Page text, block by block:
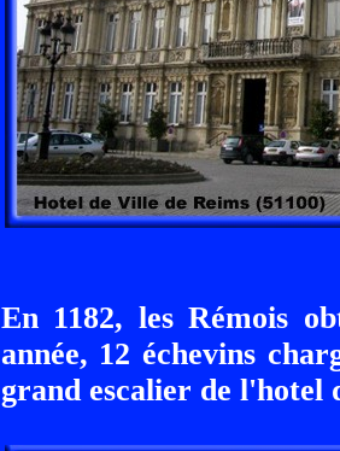
En 1182, les Rémois
année, 12 échevins
grand escalier de l'hotel